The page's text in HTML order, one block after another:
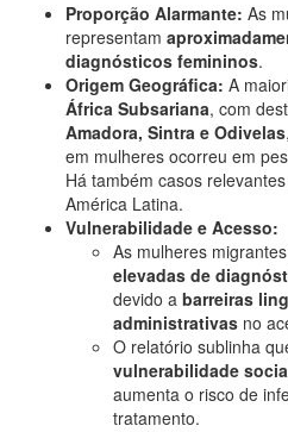
Proporção Alarmante: As
representam
diagnósticos femininos.
Origem Geográfica: A
África Subsariana, com
Amadora, Sintra e Odivelas
em mulheres ocorreu em
Há também casos
América Latina.
Vulnerabilidade e Acesso:
As mulheres
elevadas de
devido a barreiras
administrativas no
O relatório sublinha
vulnerabilidade
aumenta o risco de
tratamento.